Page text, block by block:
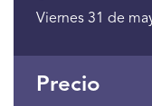
Viernes 31 de
Precio